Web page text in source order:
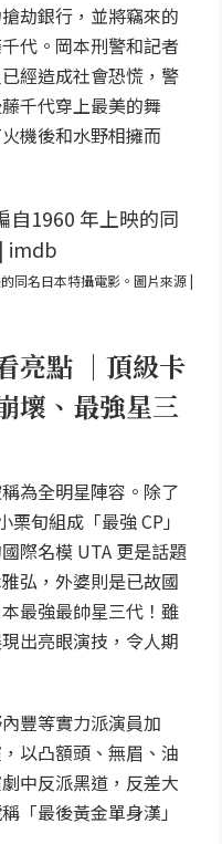
劫銀行，並將竊來的
代。岡本刑警和記者
經造成社會恐慌，警
千代穿上最美的舞
機後和水野相擁而
同名日本特攝電影。圖片來源 |
亮點 ｜頂級卡
壞、最強星三
為全明星陣容。除了
旬組成「最強 CP」
際名模 UTA 更是話題
弘，外婆則是已故國
最強最帥星三代！雖
出亮眼演技，令人期
豐等實力派演員加
以凸額頭、無眉、油
中反派黑道，反差大
「最後黃金單身漢」